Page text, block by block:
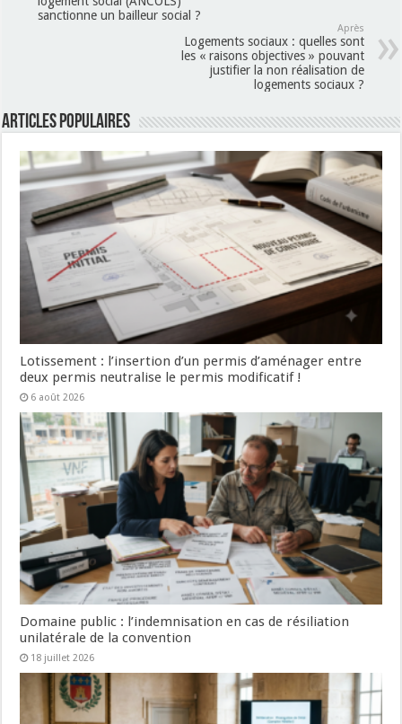
sanctionne un bailleur social ?
Après
Logements sociaux : quelles sont
les « raisons objectives » pouvant
justifier la non réalisation de
logements sociaux ?
Articles populaires
Lotissement : l’insertion d’un permis d’aménager entre
deux permis neutralise le permis modificatif !
6 août 2026
Domaine public : l’indemnisation en cas de résiliation
unilatérale de la convention
18 juillet 2026